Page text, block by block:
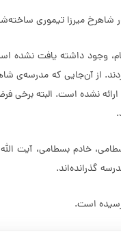
شاهرخ میرزا تیموری
وجود داشته یافت
از آن‌جایی که مدرسه‌ی
نشده است. البته
خادم بسطامی، آیت
گذرانده‌اند.